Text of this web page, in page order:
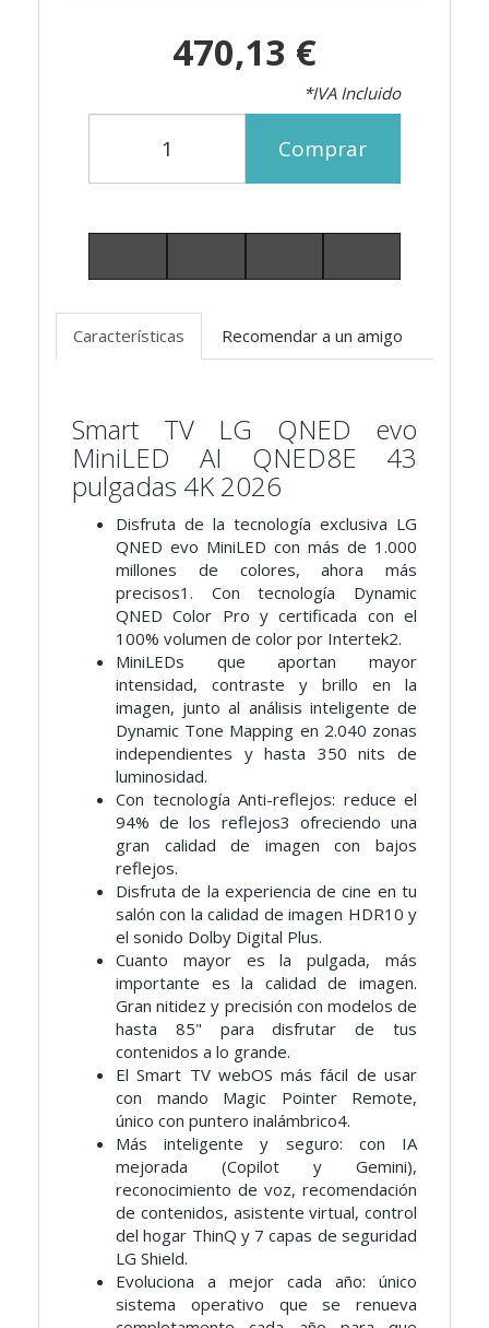
470,13 €
*IVA Incluido
Comprar
Características Recomendar a un amigo
Smart TV LG QNED evo
MiniLED AI QNED8E 43
pulgadas 4K 2026
Disfruta de la tecnología exclusiva LG
QNED evo MiniLED con más de 1.000
millones de colores, ahora más
precisos1. Con tecnología Dynamic
QNED Color Pro y certificada con el
100% volumen de color por Intertek2.
MiniLEDs que aportan mayor
intensidad, contraste y brillo en la
imagen, junto al análisis inteligente de
Dynamic Tone Mapping en 2.040 zonas
independientes y hasta 350 nits de
luminosidad.
Con tecnología Anti-reflejos: reduce el
94% de los reflejos3 ofreciendo una
gran calidad de imagen con bajos
reflejos.
Disfruta de la experiencia de cine en tu
salón con la calidad de imagen HDR10 y
el sonido Dolby Digital Plus.
Cuanto mayor es la pulgada, más
importante es la calidad de imagen.
Gran nitidez y precisión con modelos de
hasta 85" para disfrutar de tus
contenidos a lo grande.
El Smart TV webOS más fácil de usar
con mando Magic Pointer Remote,
único con puntero inalámbrico4.
Más inteligente y seguro: con IA
mejorada (Copilot y Gemini),
reconocimiento de voz, recomendación
de contenidos, asistente virtual, control
del hogar ThinQ y 7 capas de seguridad
LG Shield.
Evoluciona a mejor cada año: único
sistema operativo que se renueva